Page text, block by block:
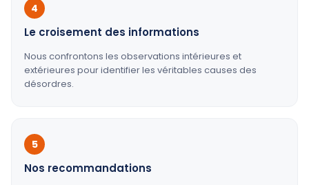
4
Le croisement des informations
Nous confrontons les observations intérieures et
extérieures pour identifier les véritables causes des
désordres.
5
Nos recommandations